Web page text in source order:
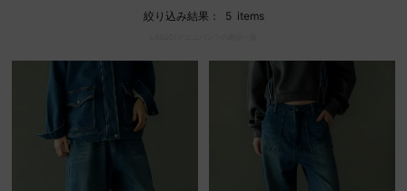
スタイリング
特集
絞り込み結果： 5 items